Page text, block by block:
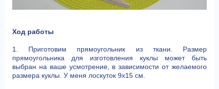
Ход работы
1. Приготовим прямоугольник из ткани. Размер
прямоугольника для изготовления куклы может быть
выбран на ваше усмотрение, в зависимости от желаемого
размера куклы. У меня лоскуток 9х15 см.